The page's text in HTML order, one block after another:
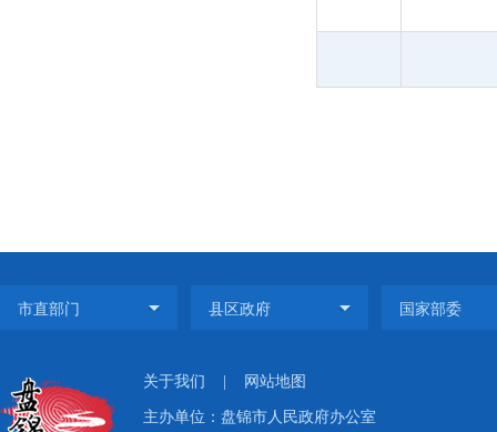
关于我们 网站地图
主办单位：盘锦市人民政府办公室